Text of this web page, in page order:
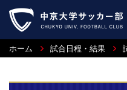
ホーム 試合日程・結果